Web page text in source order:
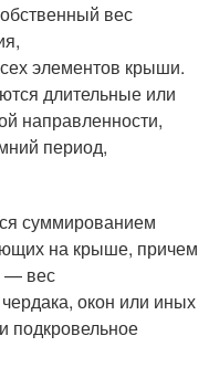
вес
элементов крыши.
длительные или
направленности,
период,
суммированием
на крыше, причем
— вес
окон или иных
подкровельное